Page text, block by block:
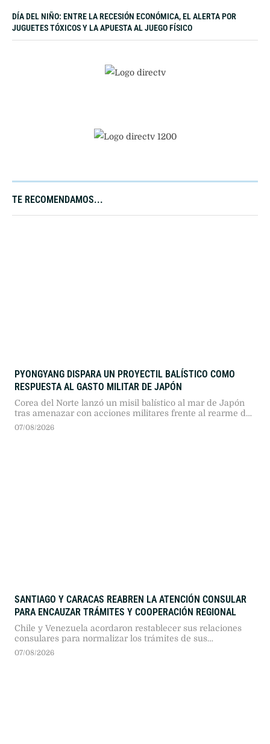
DÍA DEL NIÑO: ENTRE LA RECESIÓN ECONÓMICA, EL ALERTA POR
JUGUETES TÓXICOS Y LA APUESTA AL JUEGO FÍSICO
TE RECOMENDAMOS...
PYONGYANG DISPARA UN PROYECTIL BALÍSTICO COMO
RESPUESTA AL GASTO MILITAR DE JAPÓN
Corea del Norte lanzó un misil balístico al mar de Japón
tras amenazar con acciones militares frente al rearme de
Tokio. El ensayo responde a la nueva doctrina defensiva
07/08/2026
SANTIAGO Y CARACAS REABREN LA ATENCIÓN CONSULAR
PARA ENCAUZAR TRÁMITES Y COOPERACIÓN REGIONAL
Chile y Venezuela acordaron restablecer sus relaciones
consulares para normalizar los trámites de sus
ciudadanos y habilitar un canal de diálogo. El avance
07/08/2026